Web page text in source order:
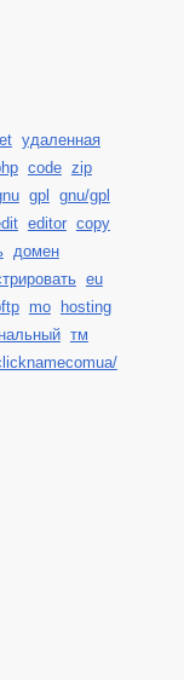
удаленная
code zip
gpl
gnu/gpl
editor copy
домен
eu
mo
hosting
тм